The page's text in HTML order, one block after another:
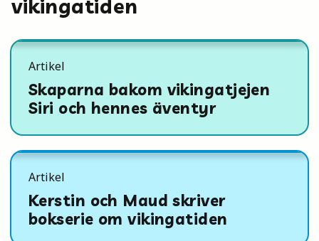
vikingatiden
Skaparna bakom vikingatjejen
Siri och hennes äventyr
Artikel
Kerstin och Maud skriver
bokserie om vikingatiden
Artikel